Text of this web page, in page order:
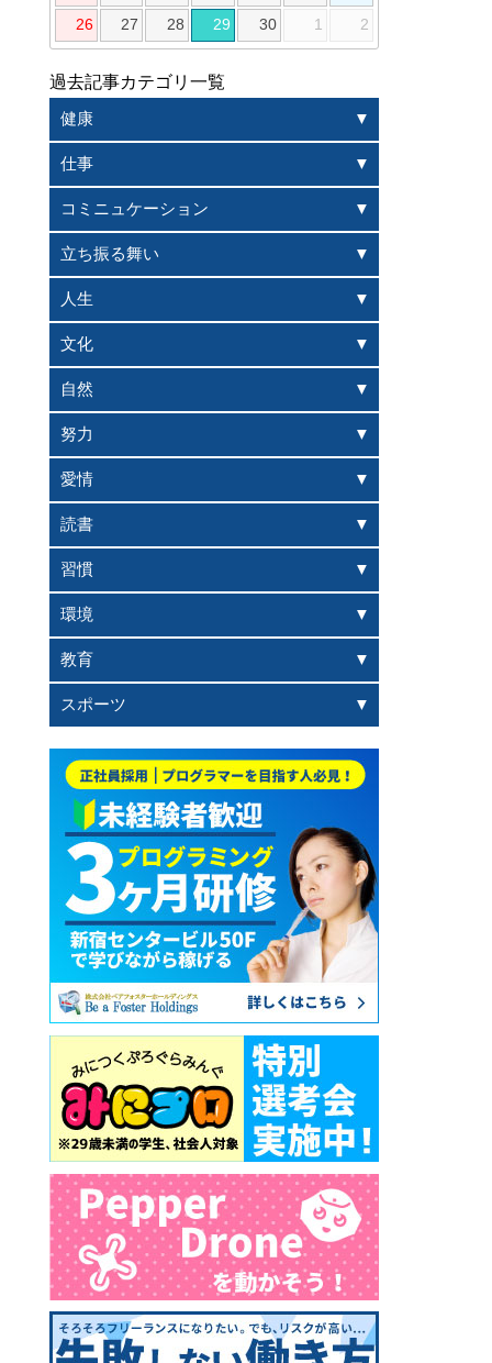
26 27 28 29 30 1 2
過去記事カテゴリ一覧
健康
仕事
コミニュケーション
立ち振る舞い
人生
文化
自然
努力
愛情
読書
習慣
環境
教育
スポーツ